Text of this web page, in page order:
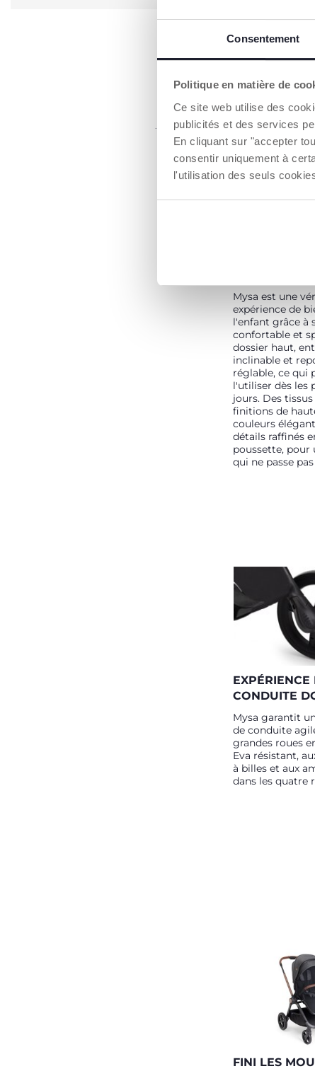
Consentement
Politique en matière de
Ce site web utilise des
publicités et des services
En cliquant sur "accepter
consentir uniquement à
l'utilisation des seuls
Mysa est une
expérience de
l'enfant grâce à
confortable et
dossier haut,
inclinable et
réglable, ce qui
l'utiliser dès les
jours. Des
finitions de
couleurs
détails raffinés
poussette, pour
qui ne passe
EXPÉRIENCE
CONDUITE
Mysa garantit
de conduite
grandes roues
Eva résistant,
à billes et aux
dans les quatre
FINI LES